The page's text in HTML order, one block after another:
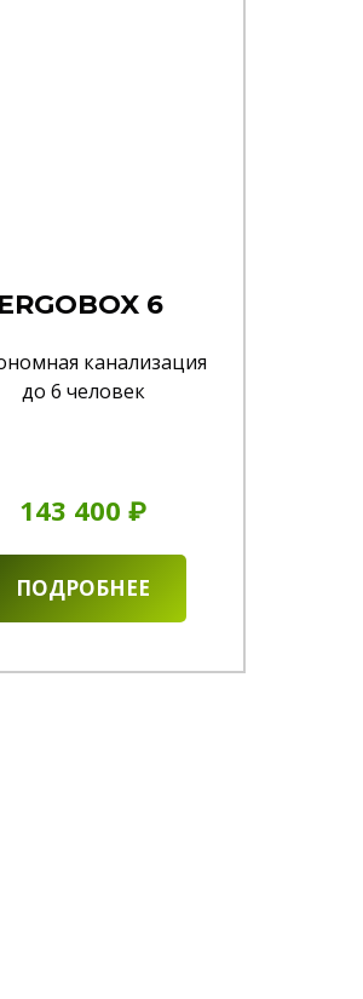
ERGOBOX 6
канализация
до 6 человек
143 400 ₽
ПОДРОБНЕЕ